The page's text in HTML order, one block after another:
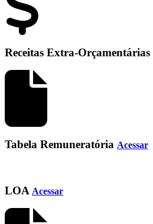
Receitas Extra-Orçamentárias
Tabela Remuneratória Acessar
LOA Acessar